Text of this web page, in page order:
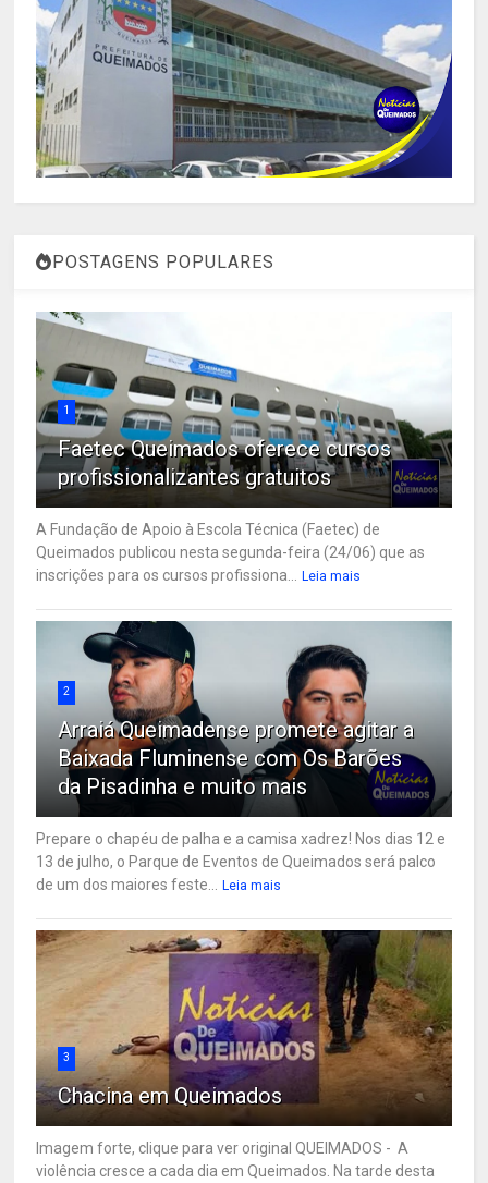
POSTAGENS POPULARES
1
Faetec Queimados oferece cursos
profissionalizantes gratuitos
A Fundação de Apoio à Escola Técnica (Faetec) de
Queimados publicou nesta segunda-feira (24/06) que as
inscrições para os cursos profissiona...
Leia mais
2
Arraiá Queimadense promete agitar a
Baixada Fluminense com Os Barões
da Pisadinha e muito mais
Prepare o chapéu de palha e a camisa xadrez! Nos dias 12 e
13 de julho, o Parque de Eventos de Queimados será palco
de um dos maiores feste...
Leia mais
3
Chacina em Queimados
Imagem forte, clique para ver original QUEIMADOS - A
violência cresce a cada dia em Queimados. Na tarde desta